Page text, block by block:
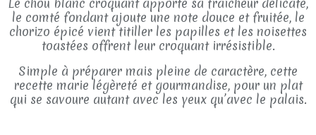
le comté fondant ajoute une note douce et fruitée, le
chorizo épicé vient titiller les papilles et les noisettes
toastées offrent leur croquant irrésistible.
Simple à préparer mais pleine de caractère, cette
recette marie légèreté et gourmandise, pour un plat
qui se savoure autant avec les yeux qu’avec le palais.